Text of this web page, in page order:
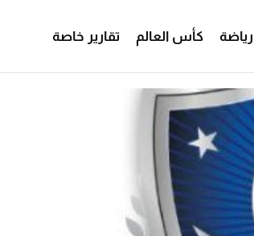
رياضة كأس العالم تقارير خاصة